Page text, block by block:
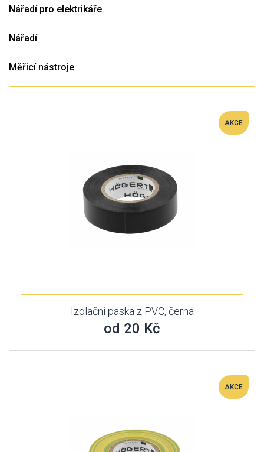
Nářadí pro elektrikáře
Nářadí
Měřicí nástroje
AKCE
Izolační páska z PVC, černá
od 20 Kč
AKCE